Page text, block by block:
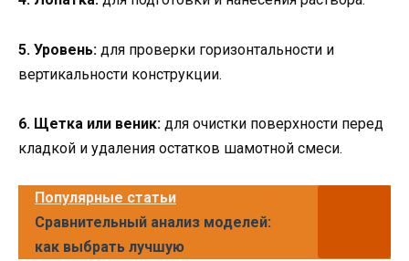
5. Уровень: для проверки горизонтальности и
вертикальности конструкции.
6. Щетка или веник: для очистки поверхности перед
кладкой и удаления остатков шамотной смеси.
Популярные статьи
Сравнительный анализ моделей:
как выбрать лучшую